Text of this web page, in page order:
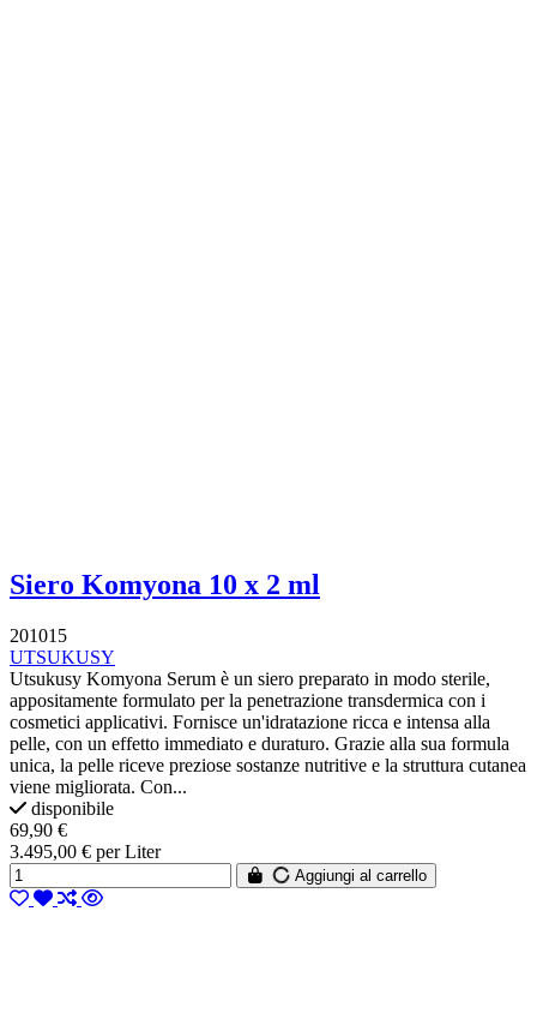
Siero Komyona 10 x 2 ml
201015
UTSUKUSY
Utsukusy Komyona Serum è un siero preparato in modo sterile,
appositamente formulato per la penetrazione transdermica con i
cosmetici applicativi. Fornisce un'idratazione ricca e intensa alla
pelle, con un effetto immediato e duraturo. Grazie alla sua formula
unica, la pelle riceve preziose sostanze nutritive e la struttura cutanea
viene migliorata. Con...
disponibile
69,90 €
3.495,00 € per Liter
Aggiungi al carrello